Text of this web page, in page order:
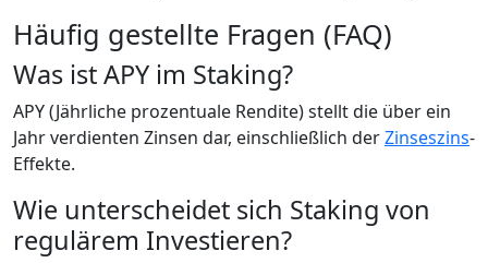
Häufig gestellte Fragen (FAQ)
Was ist APY im Staking?
APY (Jährliche prozentuale Rendite) stellt die über ein
Jahr verdienten Zinsen dar, einschließlich derZinseszins-
Effekte.
Wie unterscheidet sich Staking von
regulärem Investieren?